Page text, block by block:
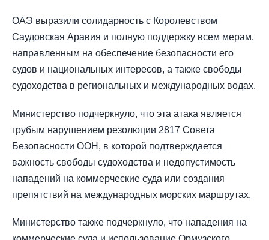
ОАЭ выразили солидарность с Королевством
Саудовская Аравия и полную поддержку всем мерам,
направленным на обеспечение безопасности его
судов и национальных интересов, а также свободы
судоходства в региональных и международных водах.
Министерство подчеркнуло, что эта атака является
грубым нарушением резолюции 2817 Совета
Безопасности ООН, в которой подтверждается
важность свободы судоходства и недопустимость
нападений на коммерческие суда или создания
препятствий на международных морских маршрутах.
Министерство также подчеркнуло, что нападения на